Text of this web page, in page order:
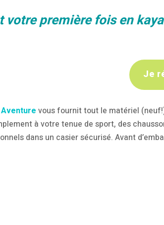
votre première fois en
Je
vous fournit tout le matériel
à votre tenue de sport, des
dans un casier sécurisé. Avant